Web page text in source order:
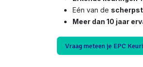
Eén van de
Meer dan 10 jaar
Vraag meteen je EPC